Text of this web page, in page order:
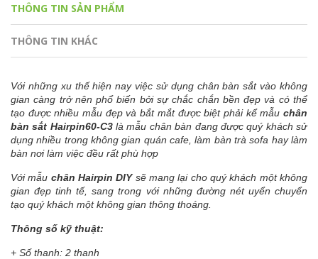
THÔNG TIN SẢN PHẨM
THÔNG TIN KHÁC
Với những xu thế hiện nay việc sử dụng chân bàn sắt vào không
gian càng trở nên phổ biến bởi sự chắc chắn bền đẹp và có thể
tạo được nhiều mẫu đẹp và bắt mắt được biệt phải kể mẫu chân
bàn sắt Hairpin60-C3là mẫu chân bàn đang được quý khách sử
dụng nhiều trong không gian quán cafe, làm bàn trà sofa hay làm
bàn nơi làm việc đều rất phù hợp
Với mẫu chân Hairpin DIYsẽ mang lại cho quý khách một không
gian đẹp tinh tế, sang trong với những đường nét uyển chuyển
tạo quý khách một không gian thông thoáng.
Thông số kỹ thuật:
+ Số thanh: 2 thanh